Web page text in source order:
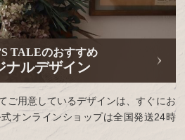
TALEのおすすめ
ナルデザイン
ご用意しているデザインは、すぐにお
オンラインショップは全国発送24時